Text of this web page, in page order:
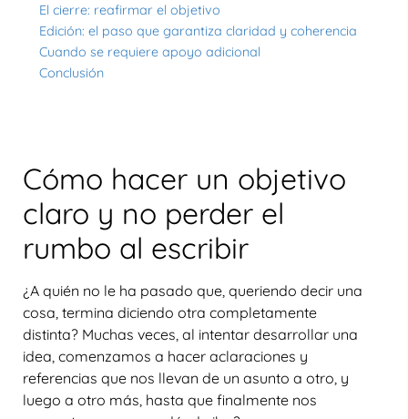
El cierre: reafirmar el objetivo
Edición: el paso que garantiza claridad y coherencia
Cuando se requiere apoyo adicional
Conclusión
Cómo hacer un objetivo
claro y no perder el
rumbo al escribir
¿A quién no le ha pasado que, queriendo decir una
cosa, termina diciendo otra completamente
distinta? Muchas veces, al intentar desarrollar una
idea, comenzamos a hacer aclaraciones y
referencias que nos llevan de un asunto a otro, y
luego a otro más, hasta que finalmente nos